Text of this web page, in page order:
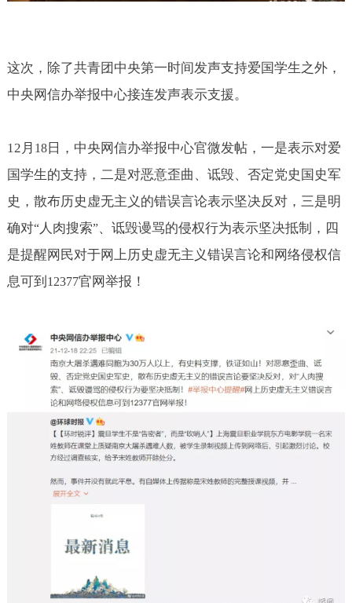
这次，除了共青团中央第一时间发声支持爱国学生之外，
中央网信办举报中心接连发声表示支援。
12 月 18日，中央网信办举报中心官微发帖，一是表示对爱
国学生的支持，二是对恶意歪曲、诋毁、否定党史国史军
史，散布历史虚无主义的错误言论表示坚决反对，三是明
确对“人肉搜索”、诋毁谩骂的侵权行为表示坚决抵制，四
是提醒网民对于网上历史虚无主义错误言论和网络侵权信
息可到 12377官网举报！